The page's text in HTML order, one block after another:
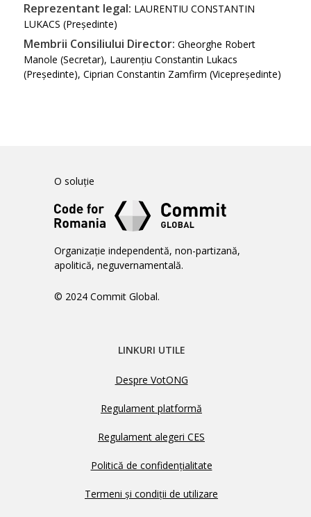
Reprezentant legal: LAURENTIU CONSTANTIN
LUKACS (Președinte)
Membrii Consiliului Director: Gheorghe Robert
Manole (Secretar), Laurențiu Constantin Lukacs
(Președinte), Ciprian Constantin Zamfirm (Vicepreședinte)
O soluție
Organizație independentă, non-partizană,
apolitică, neguvernamentală.
© 2024 Commit Global.
LINKURI UTILE
Despre VotONG
Regulament platformă
Regulament alegeri CES
Politică de confidențialitate
Termeni și condiții de utilizare